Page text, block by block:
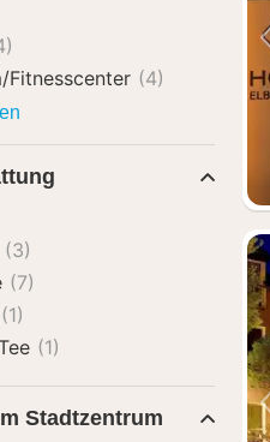
Fitnesscenter (4)
(3)
(7)
(1)
(1)
Stadtzentrum